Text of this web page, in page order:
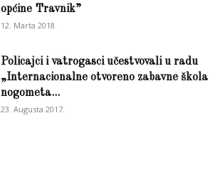
općine Travnik”
12. Marta 2018.
Policajci i vatrogasci učestvovali u radu
„Internacionalne otvoreno zabavne škola
nogometa...
23. Augusta 2017.